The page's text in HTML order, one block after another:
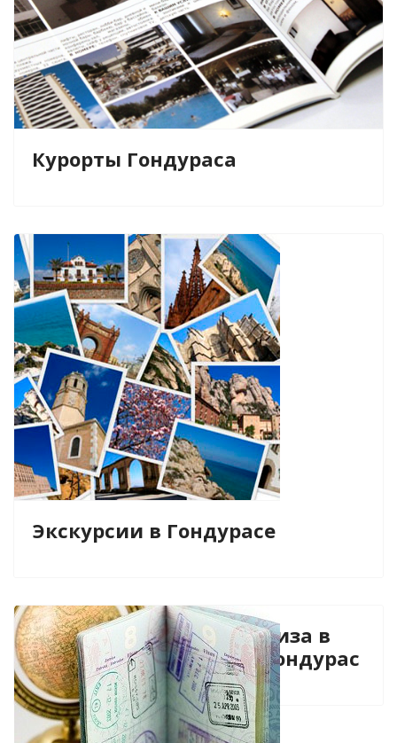
Курорты Гондураса
Экскурсии в Гондурасе
Виза в
Гондурас